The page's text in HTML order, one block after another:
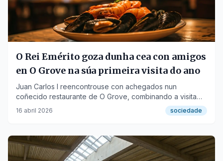
O Rei Emérito goza dunha cea con amigos
en O Grove na súa primeira visita do ano
Juan Carlos I reencontrouse con achegados nun
coñecido restaurante de O Grove, combinando a visita
con actividades náuticas en Sanxenxo.
16 abril 2026 sociedade